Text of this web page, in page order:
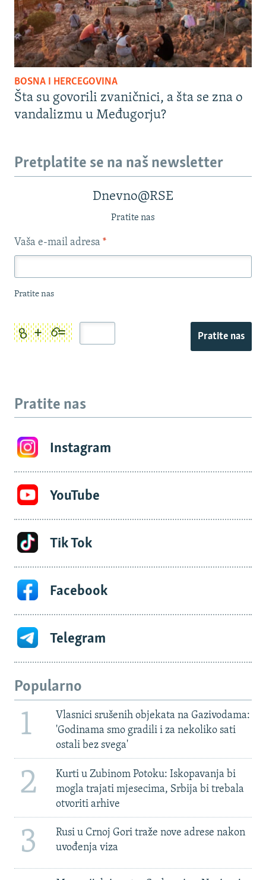
BOSNA I HERCEGOVINA
Šta su govorili zvaničnici, a šta se zna o
vandalizmu u Međugorju?
Pretplatite se na naš newsletter
Dnevno@RSE
Pratite nas
Vaša e-mail adresa *
Pratite nas
Pratite nas
Pratite nas
Instagram
YouTube
Tik Tok
Facebook
Telegram
Popularno
1
Vlasnici srušenih objekata na Gazivodama:
'Godinama smo gradili i za nekoliko sati
ostali bez svega'
2
Kurti u Zubinom Potoku: Iskopavanja bi
mogla trajati mjesecima, Srbija bi trebala
otvoriti arhive
3
Rusi u Crnoj Gori traže nove adrese nakon
uvođenja viza